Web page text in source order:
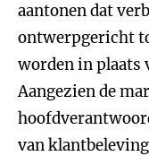
aantonen dat
ontwerpgericht
worden in plaats
Aangezien de
van